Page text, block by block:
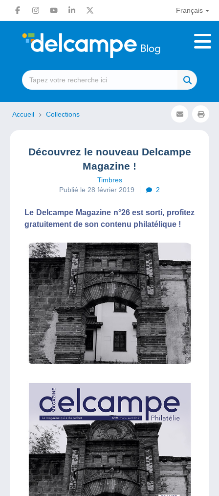
Français
Accueil Collections
Découvrez le nouveau Delcampe
Magazine !
Timbres
Publié le 28 février 2019
2
Le Delcampe Magazine n°26 est sorti, profitez
gratuitement de son contenu philatélique !